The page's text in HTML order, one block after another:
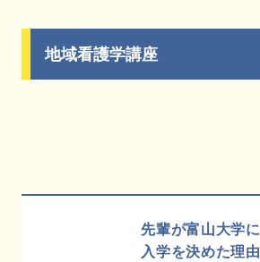
地域看護学講座
先輩が富山大学に
入学を決めた理由